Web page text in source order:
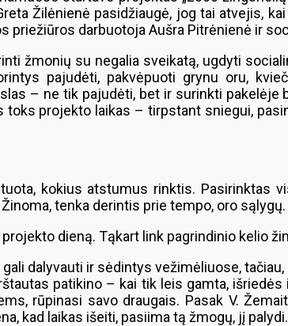
Žilėnienė pasidžiaugė, jog tai atvejis,
priežiūros darbuotoja Aušra Pitrėnienė ir
žmonių su negalia sveikatą, ugdyti
pajudėti, pakvėpuoti grynu oru,
– ne tik pajudėti, bet ir surinkti pakelėje
projekto laikas – tirpstant sniegui,
kokius atstumus rinktis.
tenka derintis prie tempo, oro sąlygų.
dieną. Tąkart link pagrindinio kelio
dalyvauti ir sėdintys vežimėliuose,
patikino – kai tik leis gamta,
rūpinasi savo draugais. Pasak V.
kad laikas išeiti, pasiima tą žmogų, jį